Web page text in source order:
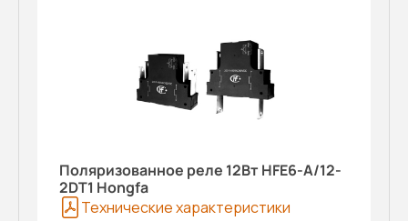
Поляризованное реле 12Вт HFE6-A/12-
2DT1 Hongfa
Технические характеристики